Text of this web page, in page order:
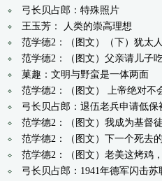
弓长贝占郎：特殊照片
王玉芳： 人类的崇高理想
范学德2：（图文）（下）犹太
范学德2：（图文）父亲请儿
菓趣：文明与野蛮是一体两面
范学德2：（图文） 上帝绝对不
弓长贝占郎：退伍老兵申请低
范学德2：（图文）我成为基督
范学德2：（图文）下一个死去
范学德2：（图文）老美这烤鸡
弓长贝占郎：1941年德军闪击